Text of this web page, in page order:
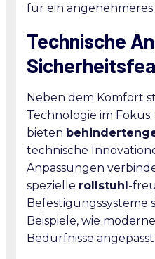
für ein angenehmeres
Technische
Neben dem Komfort
Technologie im
bieten
technische
Anpassungen
spezielle rollstuhl-
Befestigungssysteme
Beispiele, wie
Bedürfnisse